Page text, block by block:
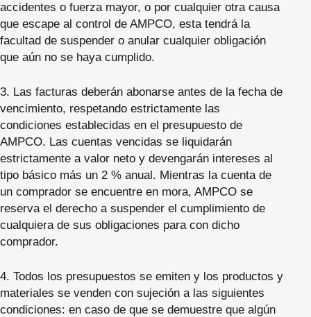
accidentes o fuerza mayor, o por cualquier otra causa
que escape al control de AMPCO, esta tendrá la
facultad de suspender o anular cualquier obligación
que aún no se haya cumplido.
3. Las facturas deberán abonarse antes de la fecha de
vencimiento, respetando estrictamente las
condiciones establecidas en el presupuesto de
AMPCO. Las cuentas vencidas se liquidarán
estrictamente a valor neto y devengarán intereses al
tipo básico más un 2 % anual. Mientras la cuenta de
un comprador se encuentre en mora, AMPCO se
reserva el derecho a suspender el cumplimiento de
cualquiera de sus obligaciones para con dicho
comprador.
4. Todos los presupuestos se emiten y los productos y
materiales se venden con sujeción a las siguientes
condiciones: en caso de que se demuestre que algún